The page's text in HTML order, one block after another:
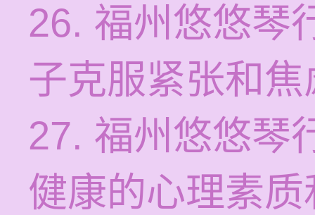
26. 福州悠悠琴
子克服紧张和
27. 福州悠悠琴
健康的心理素